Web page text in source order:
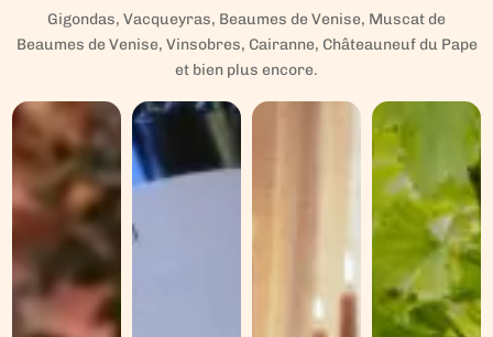
Gigondas, Vacqueyras, Beaumes de Venise, Muscat de
Beaumes de Venise, Vinsobres, Cairanne, Châteauneuf du Pape
et bien plus encore.